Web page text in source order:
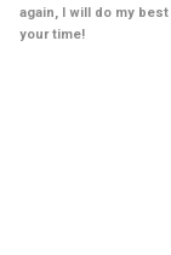
again, I will do my
your time!